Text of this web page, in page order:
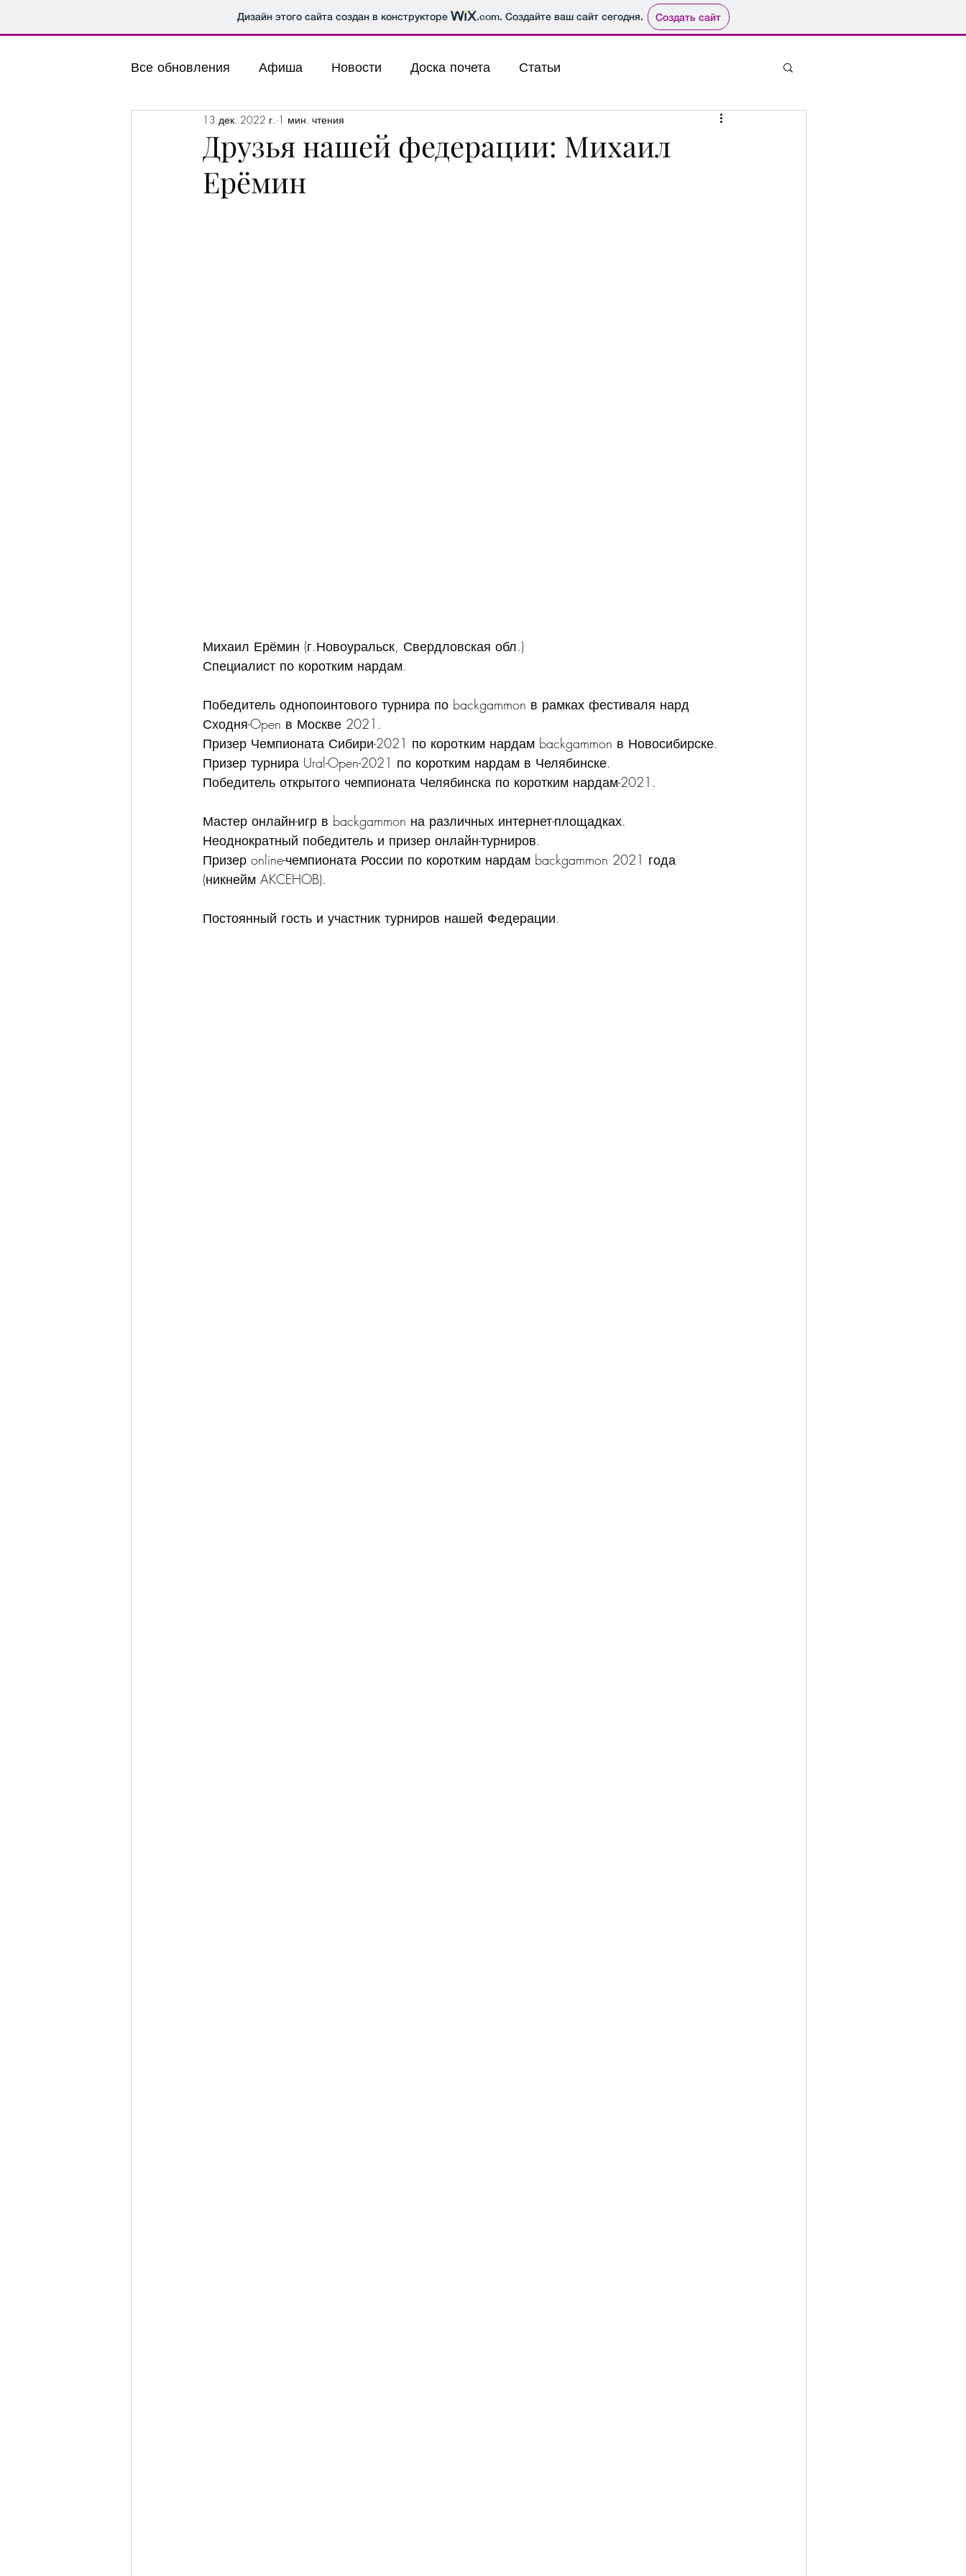
Дизайн этого сайта создан в конструкторе .com. Создайте ваш сайт сегодня. Создать сайт
Все обновления Афиша Новости Доска почета Статьи
Друзья нашей федерации: Михаил
Ерёмин
13 дек. 2022 г. 1 мин. чтения
Михаил Ерёмин (г.Новоуральск, Свердловская обл.)
Специалист по коротким нардам.
Победитель однопоинтового турнира по backgammon в рамках фестиваля нард
Сходня-Open в Москве 2021.
Призер Чемпионата Сибири-2021 по коротким нардам backgammon в Новосибирске.
Призер турнира Ural-Open-2021 по коротким нардам в Челябинске.
Победитель открытого чемпионата Челябинска по коротким нардам-2021.
Мастер онлайн-игр в backgammon на различных интернет-площадках.
Неоднократный победитель и призер онлайн-турниров.
Призер online-чемпионата России по коротким нардам backgammon 2021 года
(никнейм AKCEHOB).
Постоянный гость и участник турниров нашей Федерации.